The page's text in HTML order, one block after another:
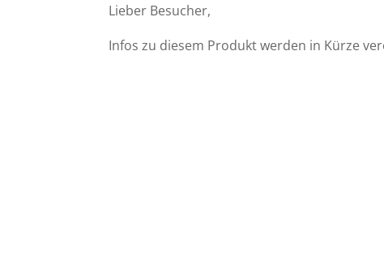
Lieber Besucher,
Infos zu diesem Produkt werden in Kürze